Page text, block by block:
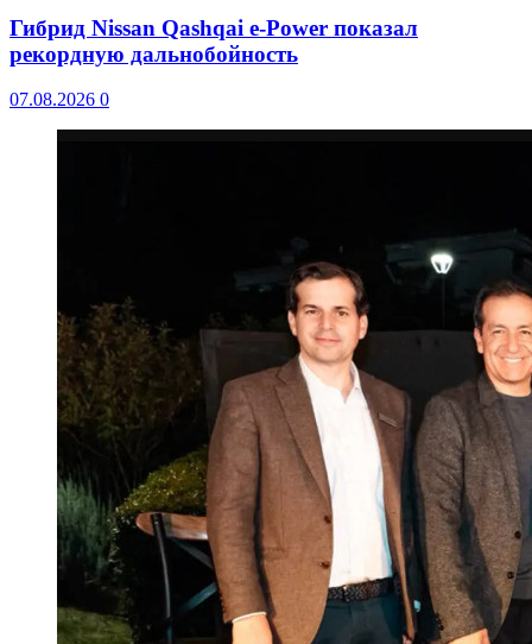
Гибрид Nissan Qashqai e-Power показал
рекордную дальнобойность
07.08.2026 0